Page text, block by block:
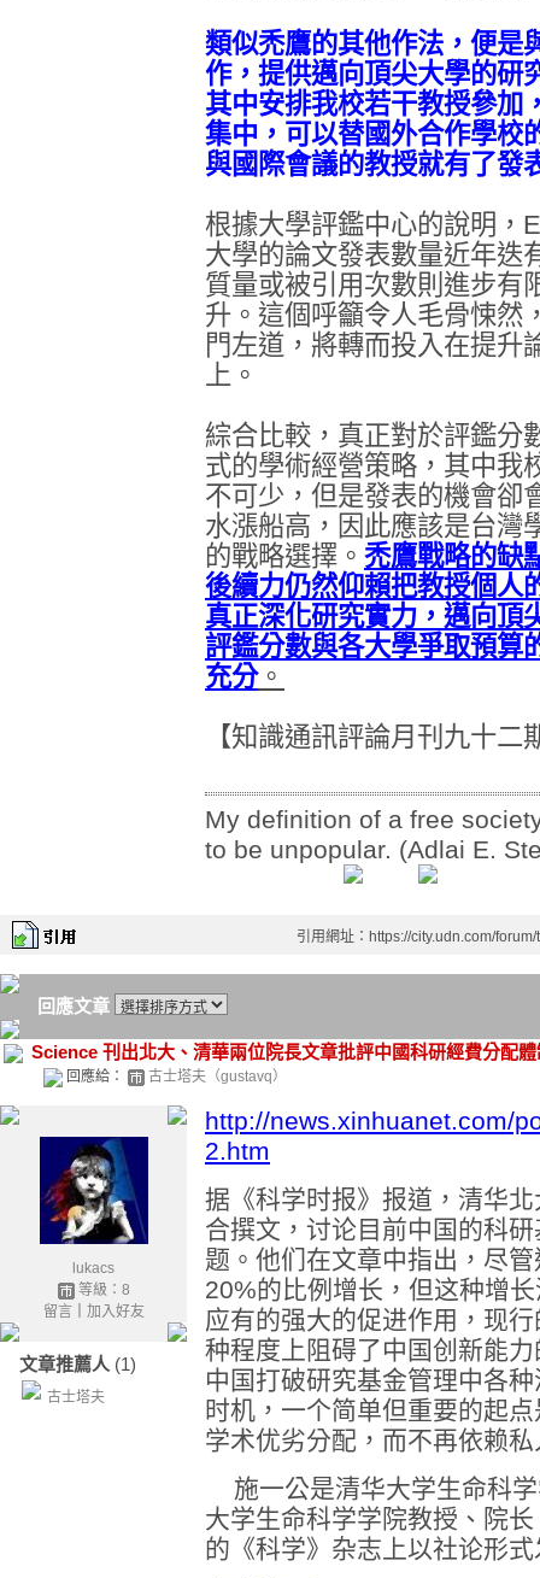
類似禿鷹的其他作法，便是
作，提供邁向頂尖大學的研
其中安排我校若干教授參加
集中，可以替國外合作學校
與國際會議的教授就有了發
根據大學評鑑中心的說明，
大學的論文發表數量近年迭
質量或被引用次數則進步有
升。這個呼籲令人毛骨悚然
門左道，將轉而投入在提升
上。
綜合比較，真正對於評鑑分
式的學術經營策略，其中我
不可少，但是發表的機會卻
水漲船高，因此應該是台灣
的戰略選擇。 禿鷹戰略的缺
後續力仍然仰賴把教授個人
真正深化研究實力，邁向頂
評鑑分數與各大學爭取預算
充分。
【知識通訊評論月刊九十二
My definition of a free
to be unpopular. (Adlai E.
引用網址：https://city.udn.com/
回應文章
Science 刊出北大、清華兩位院長文章批評中國科研經費分配體
回應給： 古士塔夫（gustavq）
lukacs
等級：8
留言｜ 加入好友
文章推薦人 (1)
古士塔夫
http://news.xinhuanet.com/
2.htm
据《科学时报》报道，清华
合撰文，讨论目前中国的科
题。他们在文章中指出，尽
20%的比例增长，但这种增
应有的强大的促进作用，现
种程度上阻碍了中国创新能
中国打破研究基金管理中各
时机，一个简单但重要的起
学术优劣分配，而不再依赖
施一公是清华大学生命科
大学生命科学学院教授、院
的《科学》杂志上以社论形